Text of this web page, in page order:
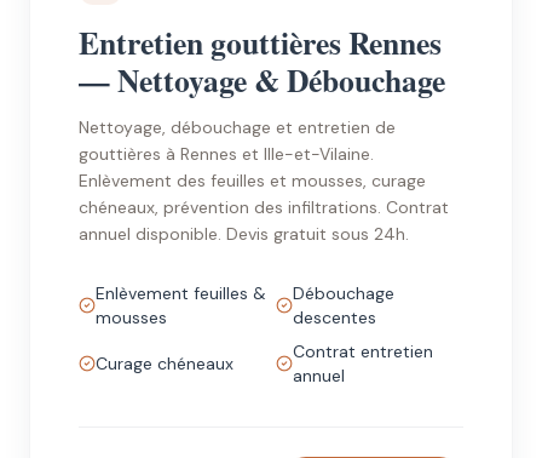
Entretien gouttières Rennes
— Nettoyage & Débouchage
Nettoyage, débouchage et entretien de
gouttières à Rennes et Ille-et-Vilaine.
Enlèvement des feuilles et mousses, curage
chéneaux, prévention des infiltrations. Contrat
annuel disponible. Devis gratuit sous 24h.
Enlèvement feuilles &
mousses
Débouchage
descentes
Curage chéneaux
Contrat entretien
annuel